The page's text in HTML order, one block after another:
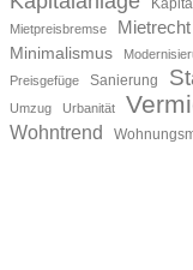
Mietpreisbremse
Mietrecht
Minimalismus
Preisgefüge Sanierung
Umzug Urbanität
Wohntrend